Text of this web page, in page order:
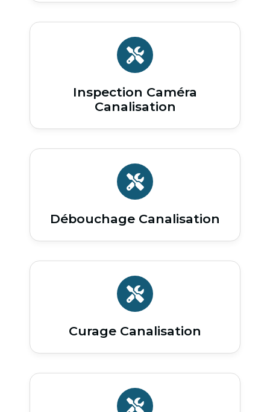
Inspection Caméra
Canalisation
Débouchage Canalisation
Curage Canalisation